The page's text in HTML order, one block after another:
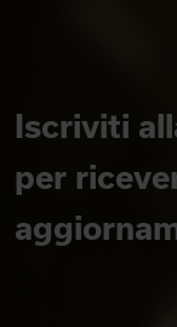
Iscriviti
per